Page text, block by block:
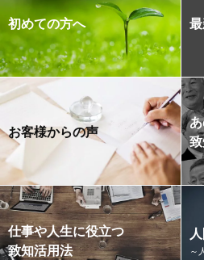
初めての方へ
お客様からの声
仕事や人生に役立つ
致知活用法
～